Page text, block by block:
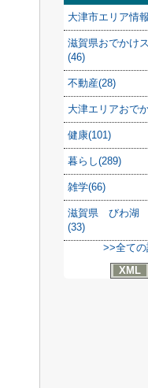
大津市エリア情
滋賀県おでかけ
(46)
不動産(28)
大津エリアおで
健康(101)
暮らし(289)
雑学(66)
滋賀県 びわ湖
(33)
>>全て
XML